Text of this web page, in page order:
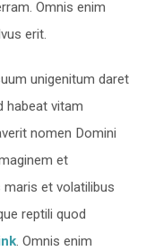
Omnis enim
erit.
unigenitum daret
habeat vitam
nomen Domini
et
et volatilibus
reptili quod
. Omnis enim